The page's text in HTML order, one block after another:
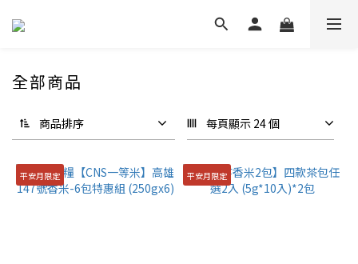
全部商品
商品排序 每頁顯示 24 個
平安月限定 平安月限定